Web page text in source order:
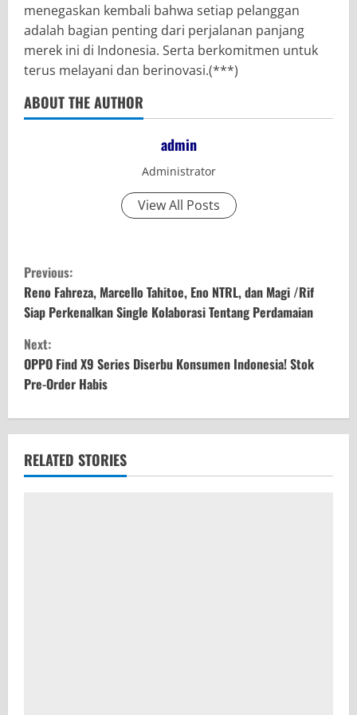
menegaskan kembali bahwa setiap pelanggan
adalah bagian penting dari perjalanan panjang
merek ini di Indonesia. Serta berkomitmen untuk
terus melayani dan berinovasi.(***)
ABOUT THE AUTHOR
admin
Administrator
View All Posts
C
o
n
t
i
n
u
Previous:
Reno Fahreza, Marcello Tahitoe, Eno NTRL, dan Magi /Rif
Siap Perkenalkan Single Kolaborasi Tentang Perdamaian
Next:
OPPO Find X9 Series Diserbu Konsumen Indonesia! Stok
Pre-Order Habis
RELATED STORIES